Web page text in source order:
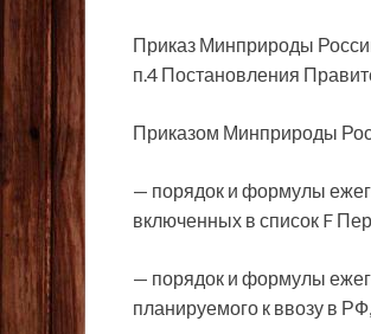
Приказ Минприроды
п.4 Постановления
Приказом Минприроды
— порядок и формулы
включенных в список F
— порядок и формулы
планируемого к ввозу в